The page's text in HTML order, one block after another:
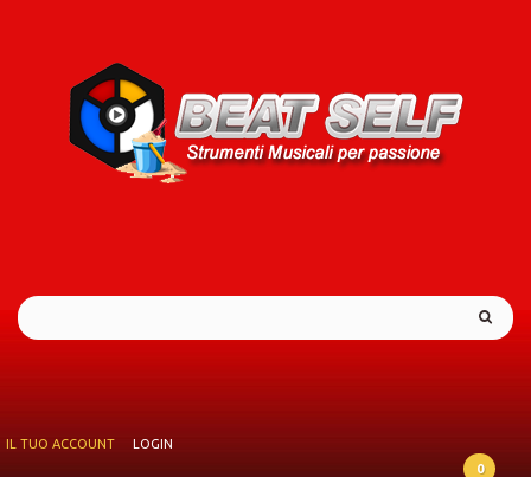
IL TUO ACCOUNT
LOGIN
0